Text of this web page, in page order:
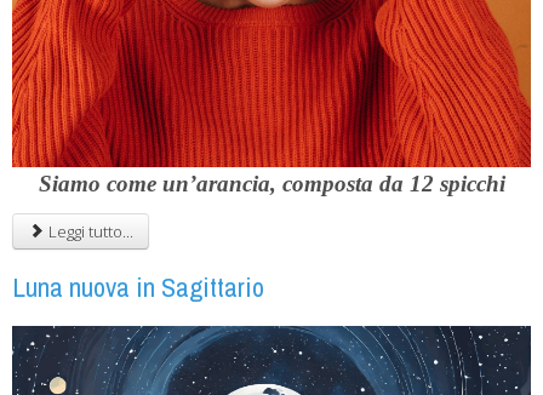
Siamo come un’arancia, composta da 12 spicchi
Leggi tutto...
Luna nuova in Sagittario